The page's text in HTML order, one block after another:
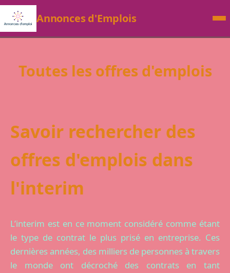
Annonces d'Emplois
Toutes les offres d'emplois
Savoir rechercher des
offres d'emplois dans
l'interim
L’interim est en ce moment considéré comme étant
le type de contrat le plus prisé en entreprise. Ces
dernières années, des milliers de personnes à travers
le monde ont décroché des contrats en tant